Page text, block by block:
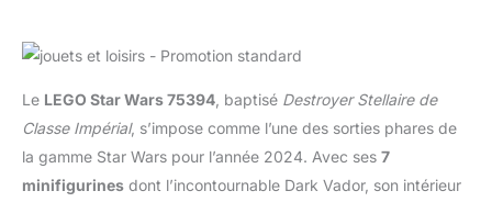
Le LEGO Star Wars 75394 , baptisé Destroyer Stellaire de
Classe Impérial, s’impose comme l’une des sorties phares de
la gamme Star Wars pour l’année 2024. Avec ses 7
minifigurines dont l’incontournable Dark Vador, son intérieur